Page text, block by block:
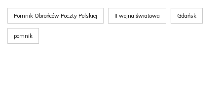
Pomnik Obrońców Poczty Polskiej II wojna światowa Gdańsk
pomnik